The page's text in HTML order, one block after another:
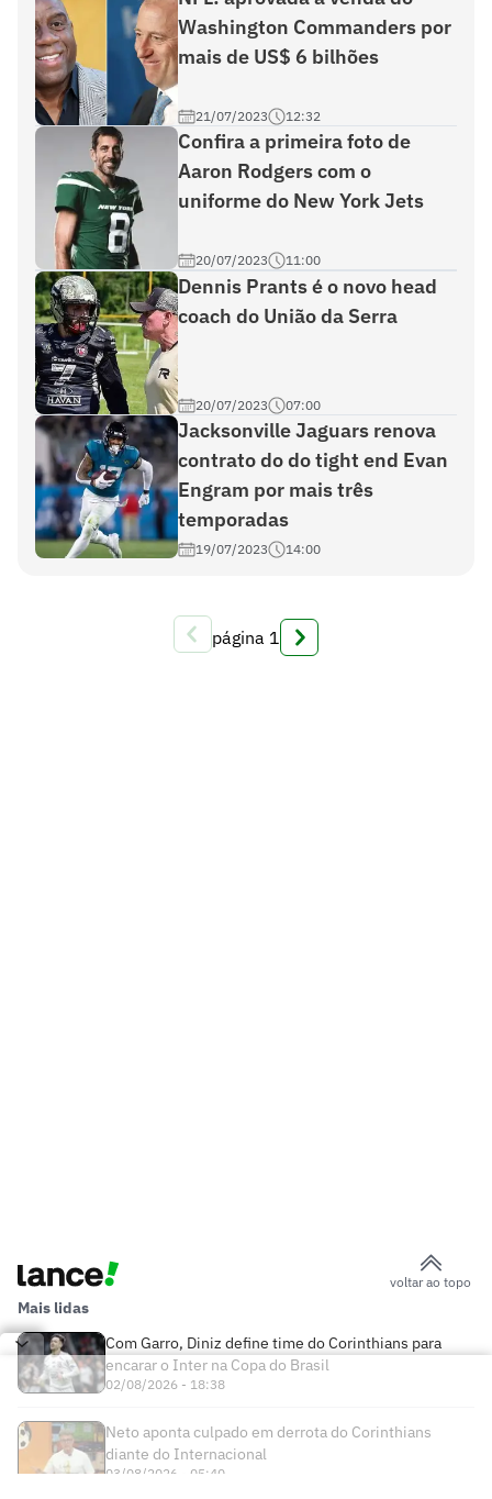
Washington Commanders por
mais de US$ 6 bilhões
21/07/2023 12:32
Confira a primeira foto de
Aaron Rodgers com o
uniforme do New York Jets
20/07/2023 11:00
Dennis Prants é o novo head
coach do União da Serra
20/07/2023 07:00
Jacksonville Jaguars renova
contrato do do tight end Evan
Engram por mais três
temporadas
19/07/2023 14:00
página 1
voltar ao topo
Mais lidas
Com Garro, Diniz define time do Corinthians para
encarar o Inter na Copa do Brasil
02/08/2026 - 18:38
Neto aponta culpado em derrota do Corinthians
diante do Internacional
03/08/2026 - 05:40